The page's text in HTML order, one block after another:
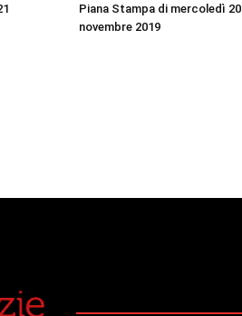
Piana Stampa di mercoledì 20
novembre 2019